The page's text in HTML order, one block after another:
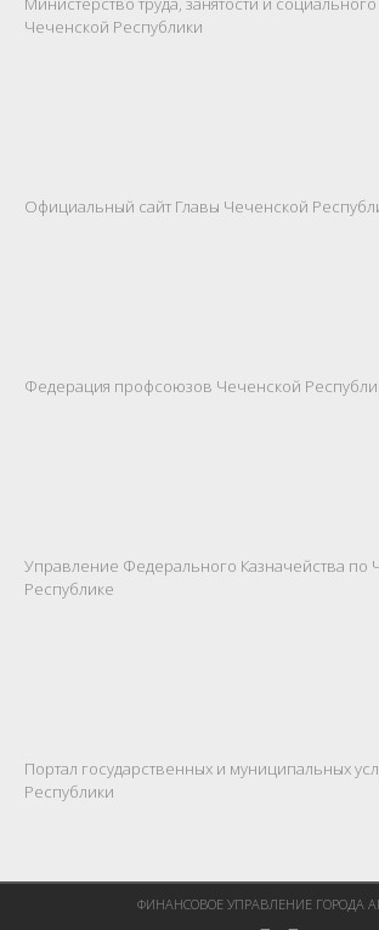
Чеченской Республики
Официальный сайт Главы Чеченской
Федерация профсоюзов Чеченской
Управление Федерального Казначейства по
Республике
Портал государственных и муниципальных
Республики
ФИНАНСОВОЕ УПРАВЛЕНИЕ ГОРОДА